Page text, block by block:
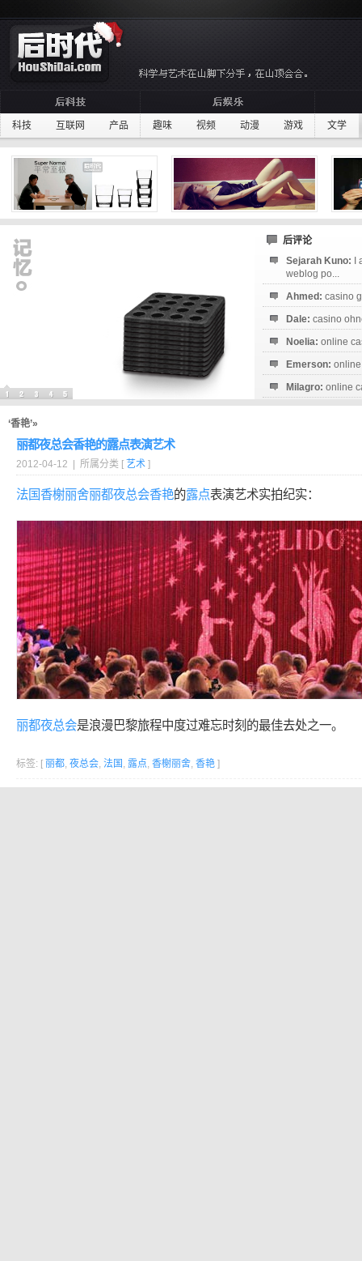
科技 互联网 产品 趣味 视频 动漫 游戏 文学
后评论
Sejarah Kuno:
weblog po...
Ahmed: casino
Dale: casino
Noelia: online
Emerson:
Milagro: online
‘香艳’»
丽都夜总会香艳的露点表演艺术
2012-04-12 | 所属分类 [ 艺术 ]
法国香榭丽舍丽都夜总会香艳的露点表演艺术实拍纪实：
丽都夜总会是浪漫巴黎旅程中度过难忘时刻的最佳去处之一。
标签: [ 丽都, 夜总会, 法国 , 露点, 香榭丽舍, 香艳 ]